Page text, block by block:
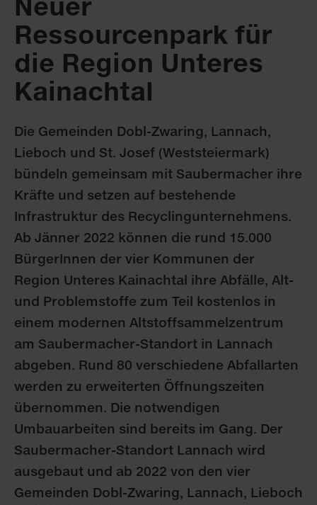
Neuer
Ressourcenpark für
die Region Unteres
Kainachtal
Die Gemeinden Dobl-Zwaring, Lannach,
Lieboch und St. Josef (Weststeiermark)
bündeln gemeinsam mit Saubermacher ihre
Kräfte und setzen auf bestehende
Infrastruktur des Recyclingunternehmens.
Ab Jänner 2022 können die rund 15.000
BürgerInnen der vier Kommunen der
Region Unteres Kainachtal ihre Abfälle, Alt-
und Problemstoffe zum Teil kostenlos in
einem modernen Altstoffsammelzentrum
am Saubermacher-Standort in Lannach
abgeben. Rund 80 verschiedene Abfallarten
werden zu erweiterten Öffnungszeiten
übernommen. Die notwendigen
Umbauarbeiten sind bereits im Gang. Der
Saubermacher-Standort Lannach wird
ausgebaut und ab 2022 von den vier
Gemeinden Dobl-Zwaring, Lannach, Lieboch